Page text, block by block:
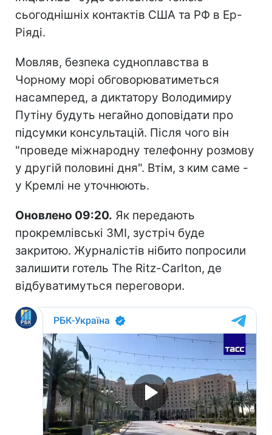
сьогоднішніх контактів США та РФ в Ер-
Ріяді.
Мовляв, безпека судноплавства в
Чорному морі обговорюватиметься
насамперед, а диктатору Володимиру
Путіну будуть негайно доповідати про
підсумки консультацій. Після чого він
"проведе міжнародну телефонну розмову
у другій половині дня". Втім, з ким саме -
у Кремлі не уточнюють.
Оновлено 09:20. Як передають
прокремлівські ЗМІ, зустріч буде
закритою. Журналістів нібито попросили
залишити готель The Ritz-Carlton, де
відбуватимуться переговори.